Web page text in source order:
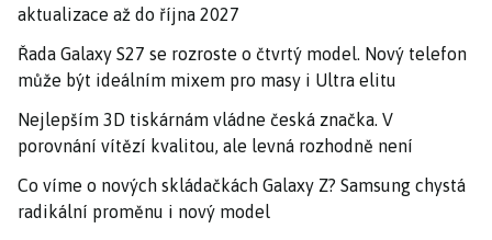
aktualizace až do října 2027
Řada Galaxy S27 se rozroste o čtvrtý model. Nový telefon
může být ideálním mixem pro masy i Ultra elitu
Nejlepším 3D tiskárnám vládne česká značka. V
porovnání vítězí kvalitou, ale levná rozhodně není
Co víme o nových skládačkách Galaxy Z? Samsung chystá
radikální proměnu i nový model